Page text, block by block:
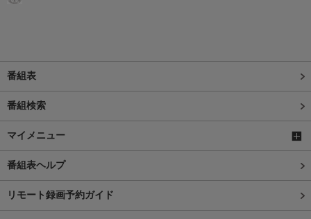
番組表
番組検索
マイメニュー
番組表ヘルプ
リモート録画予約ガイド